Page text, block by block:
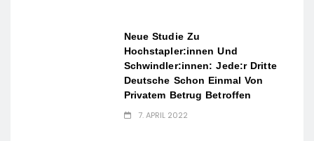
Neue Studie Zu
Hochstapler:innen Und
Schwindler:innen: Jede:r Dritte
Deutsche Schon Einmal Von
Privatem Betrug Betroffen
7. APRIL 2022